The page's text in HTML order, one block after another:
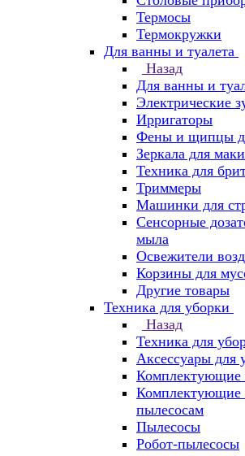
Термосы
Термокружки
Для ванны и туалета
Назад
Для ванны и
Электрические
Ирригаторы
Фены и щипцы
Зеркала для
Техника для
Триммеры
Машинки для
Сенсорные
мыла
Освежители
Корзины для
Другие товары
Техника для уборки
Назад
Техника для
Аксессуары для
Комплектующие
Комплектующие
пылесосам
Пылесосы
Робот-пылесосы